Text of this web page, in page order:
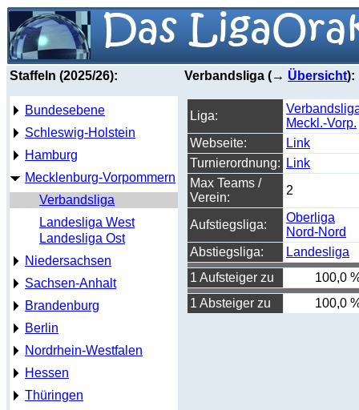
Staffeln (2025/26):
Bundesebene
Schleswig-Holstein
Hamburg
Mecklenburg-Vorpommern
Verbandsliga
Landesliga West
Landesliga Ost
Niedersachsen
Sachsen-Anhalt
Brandenburg
Berlin
Nordrhein-Westfalen
Hessen
Thüringen
Verbandsliga (→ Übersicht):
Liga:
Meckl.-Vorp.
Webseite:
Link
Turnierordnung:
Link
Max Teams /
Verein:
2
Aufstiegsliga:
Oberliga
Nord-Nord
Abstiegsliga:
Landesliga
1 Aufsteiger zu
100,0
1 Absteiger zu
100,0